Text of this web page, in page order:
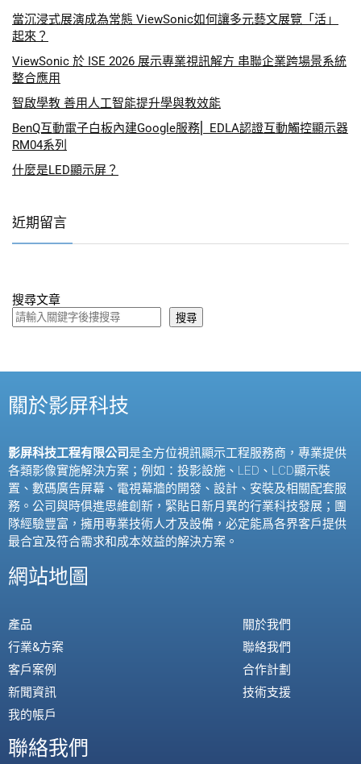
當沉浸式展演成為常態 ViewSonic如何讓多元藝文展覽「活」
起來？
ViewSonic 於 ISE 2026 展示專業視訊解方 串聯企業跨場景系統
整合應用
智啟學教 善用人工智能提升學與教效能
BenQ互動電子白板內建Google服務⎜ EDLA認證互動觸控顯示器
RM04系列
什麼是LED顯示屏？
近期留言
搜尋文章
搜尋
關於影屏科技
影屏科技工程有限公司 是全方位視訊顯示工程服務商，專業提供
各類影像實施解決方案；例如：投影設施、 LED 、 LCD顯示裝
置、數碼廣告屏幕、電視幕牆的開發、設計、安裝及相關配套服
務。公司與時俱進思維創新，緊貼日新月異的行業科技發展；團
隊經驗豐富，擁用專業技術人才及設備，必定能爲各界客戶提供
最合宜及符合需求和成本效益的解決方案。
網站地圖
產品
行業&方案
客戶案例
新聞資訊
我的帳戶
關於我們
聯絡我們
合作計劃
技術支援
聯絡我們